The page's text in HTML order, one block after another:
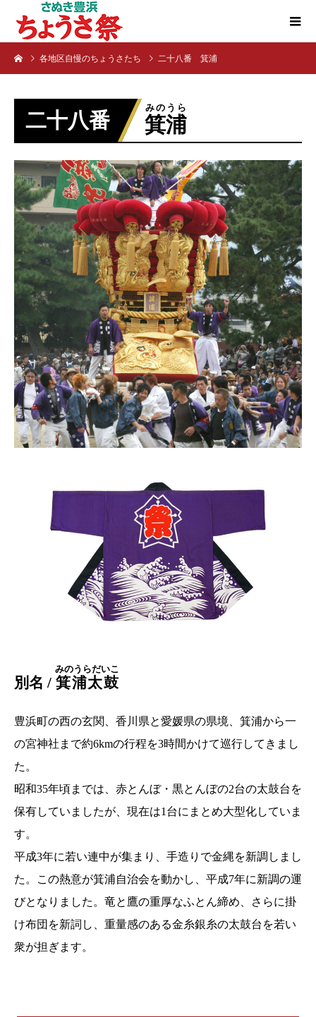
各地区自慢のちょうさたち 二十八番 箕浦
二十八番 箕浦
みのうら
別名 / 箕浦太鼓
みのうらだいこ
豊浜町の西の玄関、香川県と愛媛県の県境、箕浦から一
の宮神社まで約6kmの行程を3時間かけて巡行してきまし
た。
昭和35年頃までは、赤とんぼ・黒とんぼの2台の太鼓台を
保有していましたが、現在は1台にまとめ大型化していま
す。
平成3年に若い連中が集まり、手造りで金縄を新調しまし
た。この熱意が箕浦自治会を動かし、平成7年に新調の運
びとなりました。竜と鷹の重厚なふとん締め、さらに掛
け布団を新詞し、重量感のある金糸銀糸の太鼓台を若い
衆が担ぎます。